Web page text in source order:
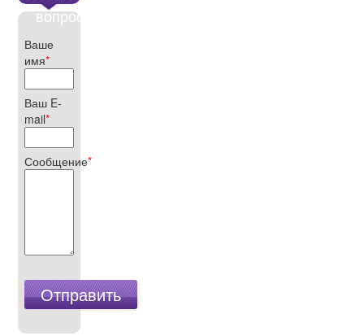
вопрос
Ваше
имя*
Ваш E-
mail*
Сообщение*